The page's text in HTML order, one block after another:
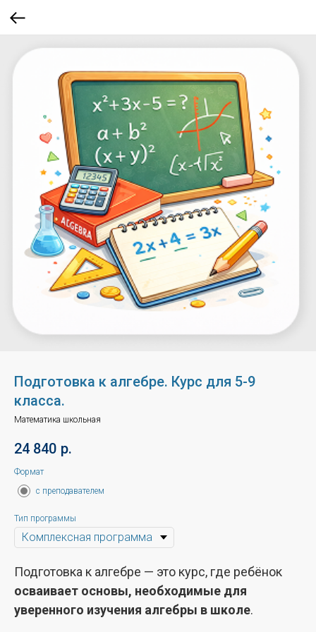
Подготовка к алгебре. Курс для 5-9
класса.
Математика школьная
24 840 р.
Формат
с преподавателем
Тип программы
Подготовка к алгебре — это курс, где ребёнок
осваивает основы, необходимые для
уверенного изучения алгебры в школе.